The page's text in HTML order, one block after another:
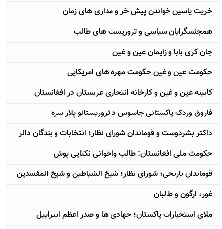
خریت یاسین خواندن پیش خر و مداری های زمان
همجنسگرایان سیاسی و تروریست های طالب
جان کری بابا و زایمان عین و غین
حکومت عین و غین حکومت مهره های امریکایی
کابینه عین و غین و کارخانه انتحاری عربستان در افغانستان
فاروق وردک پاکستانی جاسوس د تروریستانو پلار سره
داکتر بشردوست و قوماندان شورای نظار؛ انتخابات و بندگان دالر
حکومت ملی افغانستان: طالب واخوانی نکتایی پوش
قوماندان نارنجی؛ شورای نظار؛ شیخ الشیاطین و شیخ المفسدین
غور، ارگون و طالبان
ملای استخبارات پاکستان؛ جهادی ها و صدر اعظم اسراییل